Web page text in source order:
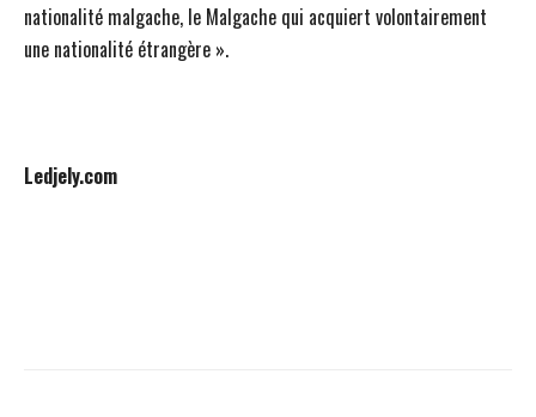
nationalité malgache, le Malgache qui acquiert volontairement
une nationalité étrangère ».
Ledjely.com